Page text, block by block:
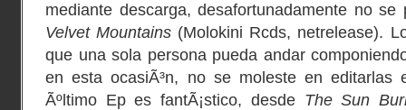
mediante descarga, desafortunadamente no
Velvet Mountains (Molokini Rcds, netrelease).
que una sola persona pueda andar
en esta ocasiÃ³n, no se moleste en editarlas
Ãºltimo Ep es fantÃ¡stico, desde The Sun